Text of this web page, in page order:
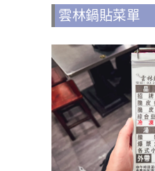
雲林鍋貼菜單